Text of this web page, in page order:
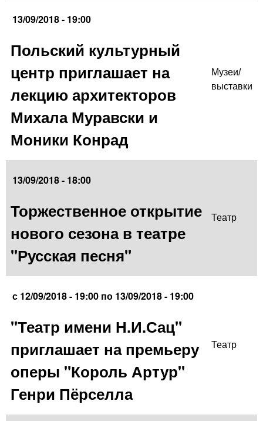
13/09/2018 - 19:00
Польский культурный
центр приглашает на
лекцию архитекторов
Михала Муравски и
Моники Конрад
Музеи/
выставки
13/09/2018 - 18:00
Торжественное открытие
нового сезона в театре
"Русская песня"
Театр
с 12/09/2018 - 19:00 по 13/09/2018 - 19:00
"Театр имени Н.И.Сац"
приглашает на премьеру
оперы "Король Артур"
Генри Пёрселла
Театр